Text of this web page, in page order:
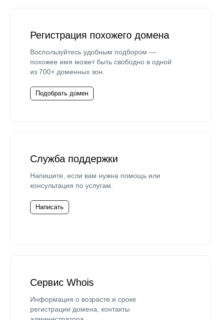
Регистрация похожего домена
Воспользуйтесь удобным подбором —
похожее имя может быть свободно в одной
из 700+ доменных зон.
Подобрать домен
Служба поддержки
Напишите, если вам нужна помощь или
консультация по услугам.
Написать
Сервис Whois
Информация о возрасте и сроке
регистрации домена, контакты